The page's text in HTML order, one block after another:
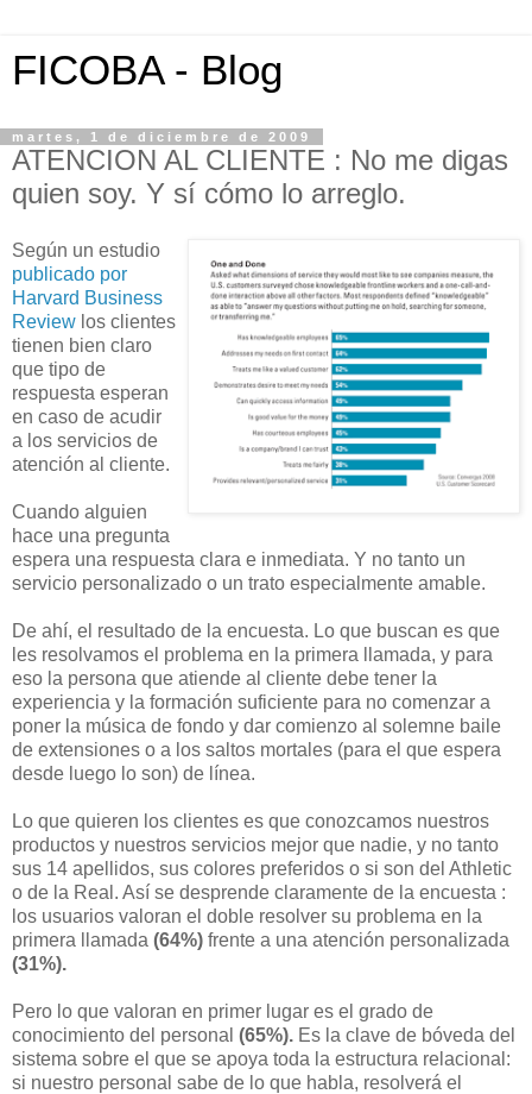
FICOBA - Blog
martes, 1 de diciembre de 2009
ATENCION AL CLIENTE : No me digas
quien soy. Y sí cómo lo arreglo.
Según un estudio
publicado por
Harvard Business
Review los clientes
tienen bien claro
que tipo de
respuesta esperan
en caso de acudir
a los servicios de
atención al cliente.
Cuando alguien
hace una pregunta
espera una respuesta clara e inmediata. Y no tanto un
servicio personalizado o un trato especialmente amable.
De ahí, el resultado de la encuesta. Lo que buscan es que
les resolvamos el problema en la primera llamada, y para
eso la persona que atiende al cliente debe tener la
experiencia y la formación suficiente para no comenzar a
poner la música de fondo y dar comienzo al solemne baile
de extensiones o a los saltos mortales (para el que espera
desde luego lo son) de línea.
Lo que quieren los clientes es que conozcamos nuestros
productos y nuestros servicios mejor que nadie, y no tanto
sus 14 apellidos, sus colores preferidos o si son del Athletic
o de la Real. Así se desprende claramente de la encuesta :
los usuarios valoran el doble resolver su problema en la
primera llamada (64%) frente a una atención personalizada
(31%).
Pero lo que valoran en primer lugar es el grado de
conocimiento del personal (65%). Es la clave de bóveda del
sistema sobre el que se apoya toda la estructura relacional:
si nuestro personal sabe de lo que habla, resolverá el